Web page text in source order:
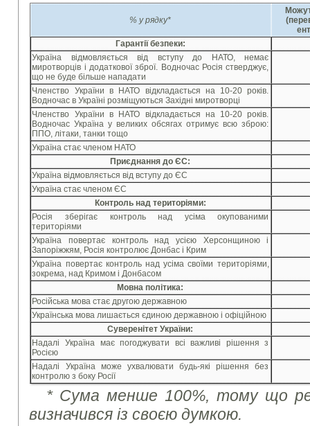
% у рядку*
Гарантії безпеки:
Україна відмовляється від вступу до НАТО, немає
миротворців і додаткової зброї. Водночас Росія стверджує,
що не буде більше нападати
Членство України в НАТО відкладається на 10-20 років.
Водночас в Україні розміщуються Західні миротворці
Членство України в НАТО відкладається на 10-20 років.
Водночас Україна у великих обсягах отримує всю зброю:
ППО, літаки, танки тощо
Україна стає членом НАТО
Приєднання до ЄС:
Україна відмовляється від вступу до ЄС
Україна стає членом ЄС
Контроль над територіями:
Росія зберігає контроль над усіма окупованими
територіями
Україна повертає контроль над усією Херсонщиною і
Запоріжжям, Росія контролює Донбас і Крим
Україна повертає контроль над усіма своїми територіями,
зокрема, над Кримом і Донбасом
Мовна політика:
Російська мова стає другою державною
Українська мова лишається єдиною державною і офіційною
Суверенітет України:
Надалі Україна має погоджувати всі важливі рішення з
Росією
Надалі Україна може ухвалювати будь-які рішення без
контролю з боку Росії
* Сума менше 100%, тому що
визначився із своєю думкою.